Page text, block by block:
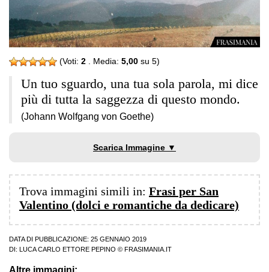
(Voti: 2 . Media: 5,00 su 5)
Un tuo sguardo, una tua sola parola, mi dice
più di tutta la saggezza di questo mondo.
(Johann Wolfgang von Goethe)
Scarica Immagine ▼
Trova immagini simili in: Frasi per San
Valentino (dolci e romantiche da dedicare)
DATA DI PUBBLICAZIONE: 25 GENNAIO 2019
DI:
LUCA CARLO ETTORE PEPINO © FRASIMANIA.IT